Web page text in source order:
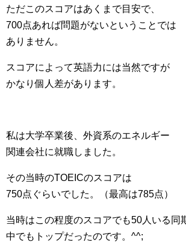
ただこのスコアはあくまで目安で、
700点あれば問題がないということでは
ありません。
スコアによって英語力には当然ですが
かなり個人差があります。
私は大学卒業後、外資系のエネルギー
関連会社に就職しました。
その当時のTOEICのスコアは
750点ぐらいでした。（最高は785点）
当時はこの程度のスコアでも50人いる同
中でもトップだったのです。^^;